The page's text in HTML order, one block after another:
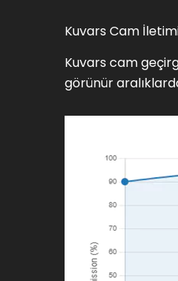
Kuvars Cam
Kuvars cam
görünür